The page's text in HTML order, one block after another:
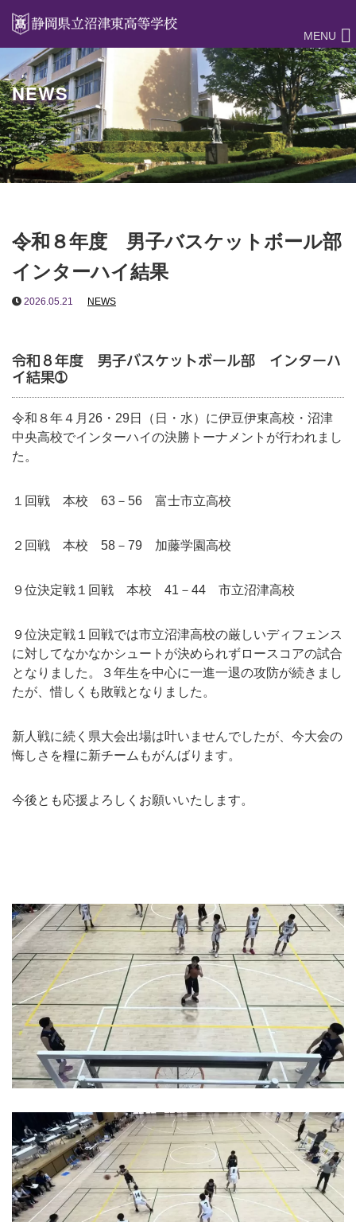
MENU
NEWS
令和８年度 男子バスケットボール部
インターハイ結果
2026.05.21 NEWS
令和８年度 男子バスケットボール部 インターハ
イ結果➀
令和８年４月26・29日（日・水）に伊豆伊東高校・沼津
中央高校でインターハイの決勝トーナメントが行われまし
た。
１回戦 本校 63－56 富士市立高校
２ 回戦 本校 58－79 加藤学園高校
９位決定戦１回戦 本校 41－44 市立沼津高校
９位決定戦１回戦では市立沼津高校の厳しいディフェンス
に対してなかなかシュートが決められずロースコアの試合
となりました。３年生を中心に一進一退の攻防が続きまし
たが、惜しくも敗戦となりました。
新人戦に続く県大会出場は叶いませんでしたが、今大会の
悔しさを糧に新チームもがんばります。
今後とも応援よろしくお願いいたします。